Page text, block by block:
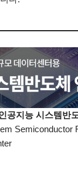
공지능 시스템반
Semiconductor